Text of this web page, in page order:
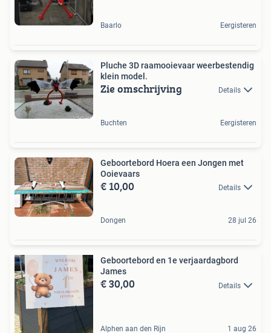
Baarlo Eergisteren
Pluche 3D raamooievaar weerbestendig
klein model.
Zie omschrijving Details
Buchten Eergisteren
Geboortebord Hoera een Jongen met
Ooievaars
€ 10,00 Details
Dongen 28 jul 26
Geboortebord en 1e verjaardagbord
James
€ 30,00 Details
Alphen aan den Rijn 1 aug 26